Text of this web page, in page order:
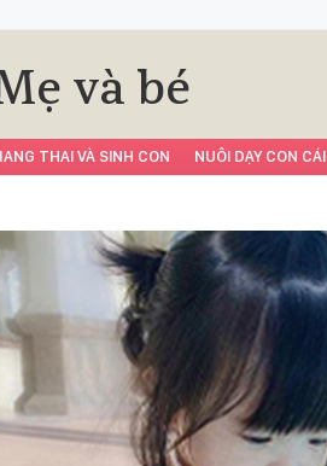
và bé
THAI VÀ SINH CON NUÔI DẠY CON CÁI